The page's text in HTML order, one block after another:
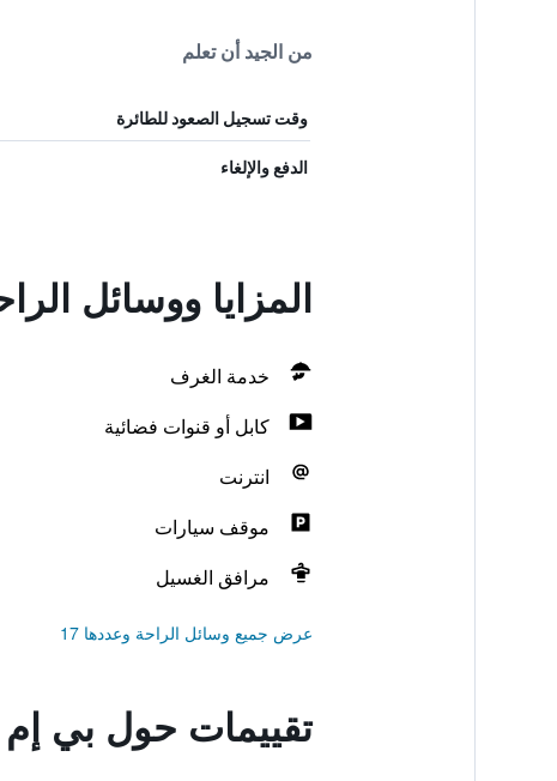
من الجيد أن تعلم
وقت تسجيل الصعود للطائرة
الدفع والإلغاء
المزايا ووسائل
خدمة الغرف
كابل أو قنوات فضائية
انترنت
موقف سيارات
مرافق الغسيل
عرض جميع وسائل الراحة وعددها 17
تقييمات حول بي